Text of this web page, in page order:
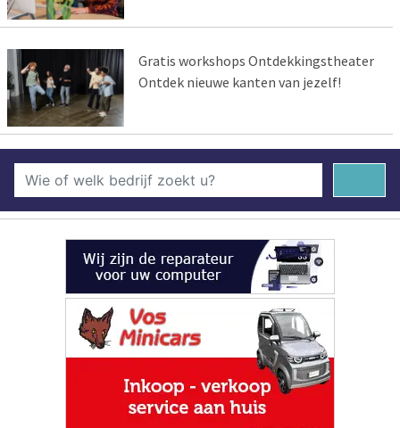
Gratis workshops Ontdekkingstheater
Ontdek nieuwe kanten van jezelf!